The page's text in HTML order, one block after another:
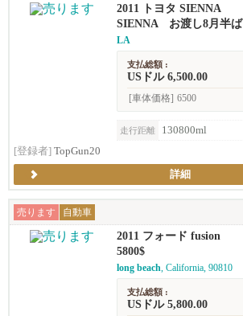
2011 トヨタ SIENNA
SIENNA お渡し8月半ば
LA
支払総額 :
USドル 6,500.00
[車体価格] 6500
走行距離
130800ml
[登録者] TopGun20
詳細
売ります 自動車
2011 フォード fusion
5800$
long beach, California, 90810
支払総額 :
USドル 5,800.00